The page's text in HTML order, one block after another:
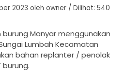
2023 oleh owner / Dilihat: 540
Manyar menggunakan
Lumbah Kecamatan
bahan replanter / penolak
burung.